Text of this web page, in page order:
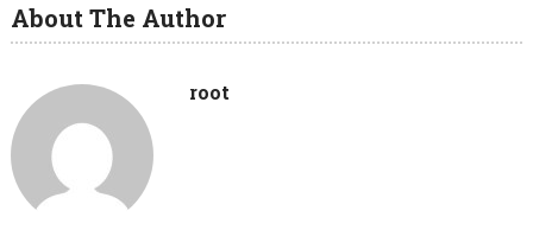
About The Author
root